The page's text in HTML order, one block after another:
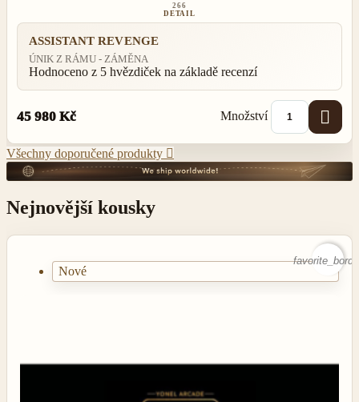
266
DETAIL
ASSISTANT REVENGE
ÚNIK Z RÁMU - ZÁMĚNA
Hodnoceno z 5 hvězdiček na základě recenzí
45 980 Kč Množství 
Všechny doporučené produkty 
Nejnovější kousky
Nové